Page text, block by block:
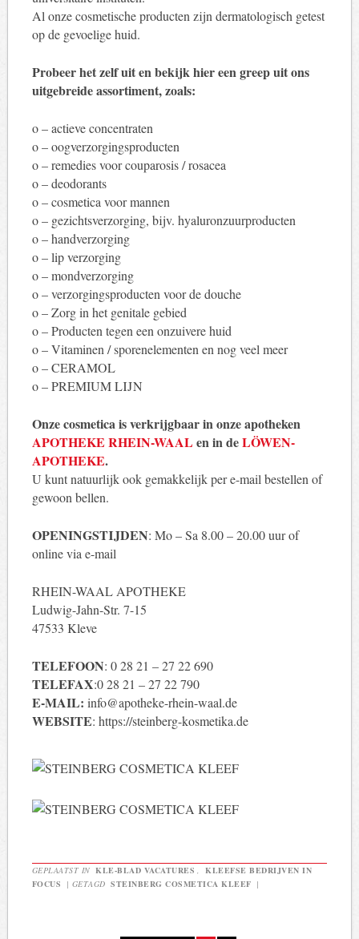
Al onze cosmetische producten zijn dermatologisch getest
op de gevoelige huid.
Probeer het zelf uit en bekijk hier een greep uit ons
uitgebreide assortiment, zoals:
o – actieve concentraten
o – oogverzorgingsproducten
o – remedies voor couparosis / rosacea
o – deodorants
o – cosmetica voor mannen
o – gezichtsverzorging, bijv. hyaluronzuurproducten
o – handverzorging
o – lip verzorging
o – mondverzorging
o – verzorgingsproducten voor de douche
o – Zorg in het genitale gebied
o – Producten tegen een onzuivere huid
o – Vitaminen / sporenelementen en nog veel meer
o – CERAMOL
o – PREMIUM LIJN
Onze cosmetica is verkrijgbaar in onze apotheken
APOTHEKE RHEIN-WAAL en in deLÖWEN-
APOTHEKE.
U kunt natuurlijk ook gemakkelijk per e-mail bestellen of
gewoon bellen.
OPENINGSTIJDEN: Mo – Sa 8.00 – 20.00 uur of
online via e-mail
RHEIN-WAAL APOTHEKE
Ludwig-Jahn-Str. 7-15
47533 Kleve
TELEFOON: 0 28 21 – 27 22 690
TELEFAX:0 28 21 – 27 22 790
E-MAIL: info@apotheke-rhein-waal.de
WEBSITE: https://steinberg-kosmetika.de
GEPLAATST IN KLE-BLAD VACATURES ,
KLEEFSE BEDRIJVEN IN
FOCUS
| GETAGD STEINBERG COSMETICA KLEEF |